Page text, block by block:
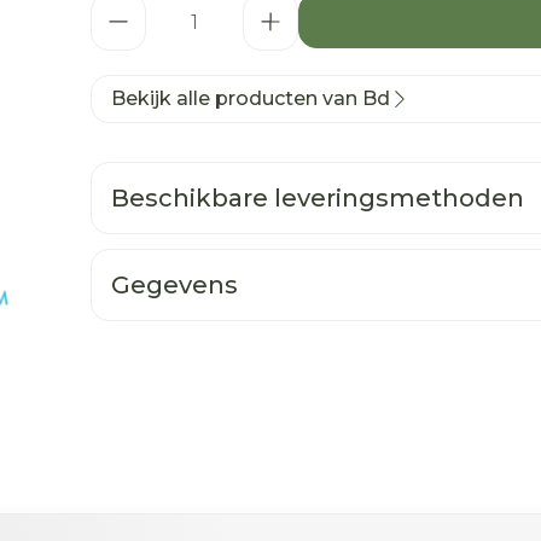
Bekijk alle producten van Bd
Beschikbare leveringsmethoden
Gegevens